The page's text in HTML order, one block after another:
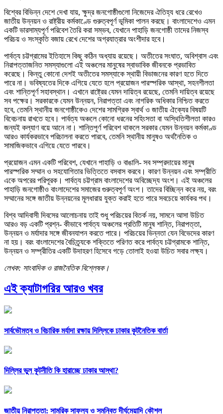
বিশ্বের বিভিন্ন দেশে দেখা যায়, ক্ষুদ্র জনগোষ্ঠীগুলো নিজেদের ঐতিহ্য ধরে রেখেও
জাতীয় উন্নয়ন ও রাষ্ট্রীয় কর্মকাণ্ডে গুরুত্বপূর্ণ ভূমিকা পালন করছে। বাংলাদেশেও এমন
একটি ভারসাম্যপূর্ণ পরিবেশ তৈরি করা সম্ভব, যেখানে পাহাড়ি জনগোষ্ঠী তাদের নিজস্ব
পরিচয় ও সংস্কৃতি বজায় রেখে দেশের অগ্রযাত্রার অংশীদার হবে।
পার্বত্য চট্টগ্রামের ইতিহাসে কিছু কঠিন অধ্যায় রয়েছে। অতীতের সংঘাত, অবিশ্বাস এবং
নিরাপত্তাজনিত সমস্যাগুলো এই অঞ্চলের মানুষের স্বাভাবিক জীবনকে প্রভাবিত
করেছে। কিন্তু কোনো দেশই অতীতের সমস্যাকে স্থায়ী বিভাজনের কারণ হতে দিতে
পারে না। ভবিষ্যতের দিকে এগিয়ে যেতে হলে প্রয়োজন পারস্পরিক আস্থা, সহনশীলতা
এবং শান্তিপূর্ণ সহাবস্থান। এখানে রাষ্ট্রের যেমন দায়িত্ব রয়েছে, তেমনি দায়িত্ব রয়েছে
সব পক্ষের। সরকারকে যেমন উন্নয়ন, নিরাপত্তা এবং নাগরিক অধিকার নিশ্চিত করতে
হবে, তেমনি স্থানীয় জনগোষ্ঠীকেও দেশের সামগ্রিক স্বার্থ ও জাতীয় ঐক্যের বিষয়টি
বিবেচনায় রাখতে হবে। পার্বত্য অঞ্চলে কোনো ধরনের সহিংসতা বা অস্থিতিশীলতা কারও
জন্যই কল্যাণ বয়ে আনে না। শান্তিপূর্ণ পরিবেশ থাকলে সরকার যেমন উন্নয়ন কর্মকাণ্ড
আরও কার্যকরভাবে পরিচালনা করতে পারবে, তেমনি স্থানীয় মানুষও অর্থনৈতিক ও
সামাজিকভাবে এগিয়ে যেতে পারবে।
প্রয়োজন এমন একটি পরিবেশ, যেখানে পাহাড়ি ও বাঙালি- সব সম্প্রদায়ের মানুষ
পারস্পরিক সম্মান ও সহযোগিতার ভিত্তিতে বসবাস করবে। কারণ উন্নয়ন এবং সম্প্রীতি
একে অপরের পরিপূরক। পার্বত্য চট্টগ্রাম বাংলাদেশের অবিচ্ছেদ্য অংশ। এই অঞ্চলের
পাহাড়ি জনগোষ্ঠীও বাংলাদেশের সমাজের গুরুত্বপূর্ণ অংশ। তাদের বিচ্ছিন্ন করে নয়, বরং
সম্মানের সঙ্গে জাতীয় উন্নয়নের মূলধারায় যুক্ত করাই হতে পারে সবচেয়ে কার্যকর পথ।
বিশ্ব আদিবাসী দিবসের আলোচনায় তাই শুধু পরিচয়ের বিতর্ক নয়, সামনে আসা উচিত
আরও বড় একটি প্রশ্ন- কীভাবে পার্বত্য অঞ্চলের প্রতিটি মানুষ শান্তি, নিরাপত্তা,
উন্নয়ন ও মর্যাদার সঙ্গে জীবনযাপন করতে পারে। পরিচয়ের ভিন্নতা যেন বিভেদের কারণ
না হয়। বরং বাংলাদেশের বৈচিত্র্যকে শক্তিতে পরিণত করে পার্বত্য চট্টগ্রামকে শান্তি,
উন্নয়ন ও সম্প্রীতির একটি উদাহরণ হিসেবে গড়ে তোলাই হওয়া উচিত সবার লক্ষ্য।
লেখক: সাংবাদিক ও রাজনৈতিক বিশ্লেষক।
এই ক্যাটাগরির আরও খবর
সার্বভৌমত্ব ও বিচারিক মর্যাদা রক্ষায় দিল্লিকে ঢাকার কূটনৈতিক বার্তা
দিল্লির ভুল কূটনীতি কি হারাচ্ছে ঢাকার আস্থা?
জাতীয় নিরাপত্তা: সামরিক সাফল্য ও সমন্বিত দীর্ঘমেয়াদি কৌশল